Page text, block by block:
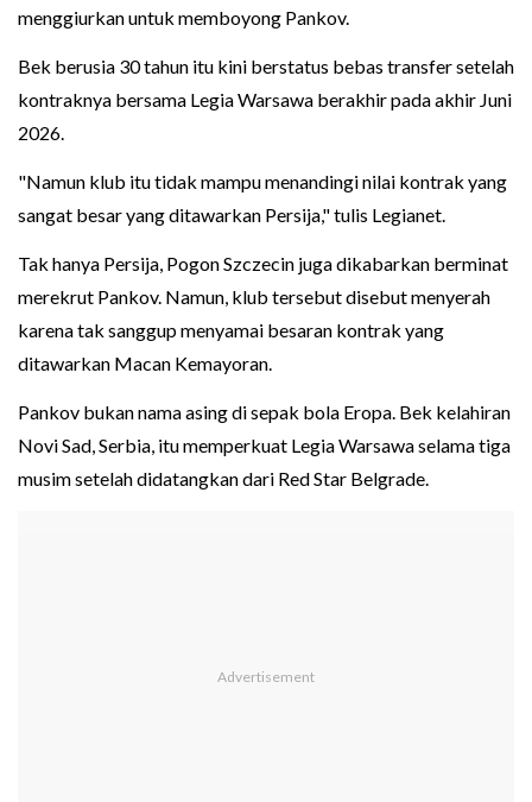
menggiurkan untuk memboyong Pankov.
Bek berusia 30 tahun itu kini berstatus bebas transfer setelah
kontraknya bersama Legia Warsawa berakhir pada akhir Juni
2026.
"Namun klub itu tidak mampu menandingi nilai kontrak yang
sangat besar yang ditawarkan Persija," tulis Legianet.
Tak hanya Persija, Pogon Szczecin juga dikabarkan berminat
merekrut Pankov. Namun, klub tersebut disebut menyerah
karena tak sanggup menyamai besaran kontrak yang
ditawarkan Macan Kemayoran.
Pankov bukan nama asing di sepak bola Eropa. Bek kelahiran
Novi Sad, Serbia, itu memperkuat Legia Warsawa selama tiga
musim setelah didatangkan dari Red Star Belgrade.